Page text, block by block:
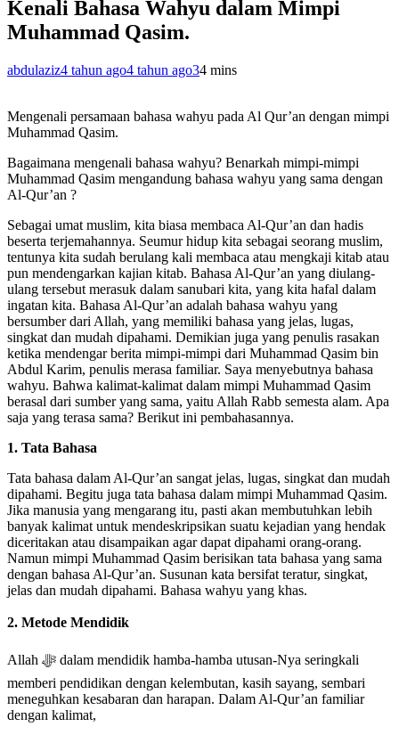
Kenali Bahasa Wahyu dalam Mimpi
Muhammad Qasim.
abdulaziz4 tahun ago4 tahun ago34 mins
Mengenali persamaan bahasa wahyu pada Al Qur’an dengan mimpi
Muhammad Qasim.
Bagaimana mengenali bahasa wahyu? Benarkah mimpi-mimpi
Muhammad Qasim mengandung bahasa wahyu yang sama dengan
Al-Qur’an ?
Sebagai umat muslim, kita biasa membaca Al-Qur’an dan hadis
beserta terjemahannya. Seumur hidup kita sebagai seorang muslim,
tentunya kita sudah berulang kali membaca atau mengkaji kitab atau
pun mendengarkan kajian kitab. Bahasa Al-Qur’an yang diulang-
ulang tersebut merasuk dalam sanubari kita, yang kita hafal dalam
ingatan kita. Bahasa Al-Qur’an adalah bahasa wahyu yang
bersumber dari Allah, yang memiliki bahasa yang jelas, lugas,
singkat dan mudah dipahami. Demikian juga yang penulis rasakan
ketika mendengar berita mimpi-mimpi dari Muhammad Qasim bin
Abdul Karim, penulis merasa familiar. Saya menyebutnya bahasa
wahyu. Bahwa kalimat-kalimat dalam mimpi Muhammad Qasim
berasal dari sumber yang sama, yaitu Allah Rabb semesta alam. Apa
saja yang terasa sama? Berikut ini pembahasannya.
1. Tata Bahasa
Tata bahasa dalam Al-Qur’an sangat jelas, lugas, singkat dan mudah
dipahami. Begitu juga tata bahasa dalam mimpi Muhammad Qasim.
Jika manusia yang mengarang itu, pasti akan membutuhkan lebih
banyak kalimat untuk mendeskripsikan suatu kejadian yang hendak
diceritakan atau disampaikan agar dapat dipahami orang-orang.
Namun mimpi Muhammad Qasim berisikan tata bahasa yang sama
dengan bahasa Al-Qur’an. Susunan kata bersifat teratur, singkat,
jelas dan mudah dipahami. Bahasa wahyu yang khas.
2. Metode Mendidik
Allah ﷻ dalam mendidik hamba-hamba utusan-Nya seringkali
memberi pendidikan dengan kelembutan, kasih sayang, sembari
meneguhkan kesabaran dan harapan. Dalam Al-Qur’an familiar
dengan kalimat,